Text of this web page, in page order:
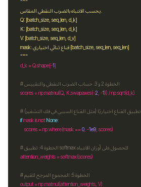
    """
    d_k
= Qshape[-1
# الخطوة 2 و 3: حساب الضرب النقطي والتقييس
    scores
= npmatmul(Q, Kswapaxes(-2 -1)) / np
# تطبيق القناع اختياريًا (مثل القناع السببي في فك التشفير)
if mask isnot None
        scores
= npwhere(mask ==0 -1e9
# الخطوة 4: تطبيق softmax للحصول على أوزان الانتباه
    attention_weights
=
# الخطوة 5: المجموع المرجح للقيم
    output
= np